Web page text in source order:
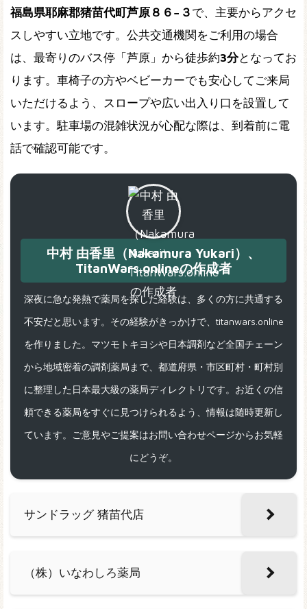
福島県耶麻郡猪苗代町芦原８６−３ で、主要からアクセ
スしやすい立地です。公共交通機関をご利用の場合
は、最寄りのバス停「芦原」から徒歩約3分となってお
ります。車椅子の方やベビーカーでも安心してご来局
いただけるよう、スロープや広い出入り口を設置して
います。駐車場の混雑状況が心配な際は、到着前に電
話で確認可能です。
中村 由香里（Nakamura Yukari）、
TitanWars.onlineの作成者
深夜に急な発熱で薬局を探した経験は、多くの方に共通する
不安だと思います。その経験がきっかけで、titanwars.online
を作りました。マツモトキヨシや日本調剤など全国チェーン
から地域密着の調剤薬局まで、都道府県・市区町村・町村別
に整理した日本最大級の薬局ディレクトリです。お近くの信
頼できる薬局をすぐに見つけられるよう、情報は随時更新し
ています。ご意見やご提案はお問い合わせページからお気軽
にどうぞ。
サンドラッグ 猪苗代店
（株）いなわしろ薬局